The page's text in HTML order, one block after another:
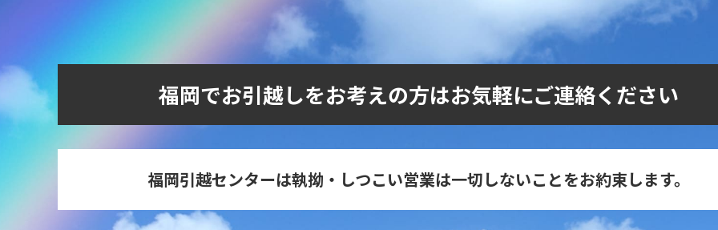
福岡でお引越しをお考えの方はお気軽にご連絡ください
福岡引越センターは執拗・しつこい営業は一切しないことをお約束します。